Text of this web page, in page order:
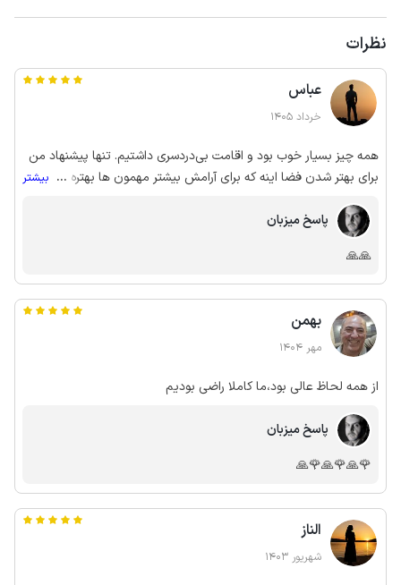
نظرات
عباس
خرداد 1405
همه چیز بسیار خوب بود و اقامت بی‌دردسری داشتیم. تنها پیشنهاد من
برای بهتر شدن فضا اینه که برای آرامش بیشتر مهمون ها بهتره مرغ و
... بیشتر
پاسخ میزبان
🙏🙏
بهمن
مهر 1404
از همه لحاظ عالی بود،ما کاملا راضی بودیم
پاسخ میزبان
🌹🙏🌹🙏🌹🙏
الناز
شهریور 1403